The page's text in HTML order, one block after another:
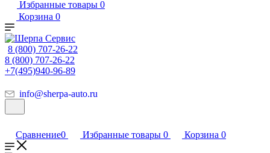
Избранные товары 0
Корзина 0
8 (800) 707-26-22
8 (800) 707-26-22
+7(495)940-96-89
info@sherpa-auto.ru
Сравнение0 Избранные товары 0 Корзина 0